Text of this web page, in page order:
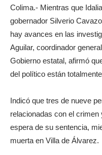
Colima.- Mientras que
gobernador Silverio
hay avances en las
Aguilar, coordinador
Gobierno estatal, afirmó
del político están
Indicó que tres de nueve
relacionadas con el
espera de su sentencia,
muerta en Villa de Álvarez.